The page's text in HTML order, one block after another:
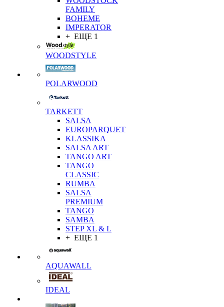
FAMILY
BOHEME
IMPERATOR
+ ЕЩЕ 1
WOODSTYLE
POLARWOOD
TARKETT
SALSA
EUROPARQUET
KLASSIKA
SALSA ART
TANGO ART
TANGO
CLASSIC
RUMBA
SALSA
PREMIUM
TANGO
SAMBA
STEP XL & L
+ ЕЩЕ 1
AQUAWALL
IDEAL